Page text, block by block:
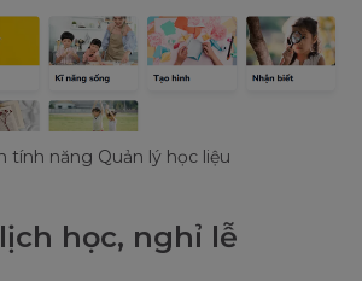
tính năng Quản lý học liệu
học, nghỉ lễ